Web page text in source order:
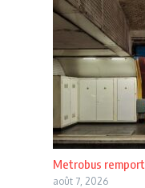
Metrobus
août 7, 2026